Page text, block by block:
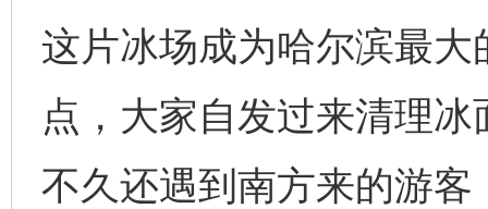
这片冰场成为哈尔滨最大
点，大家自发过来清理
不久还遇到南方来的游
东山县通报“牛蛙产品抗生素超标问题” 法